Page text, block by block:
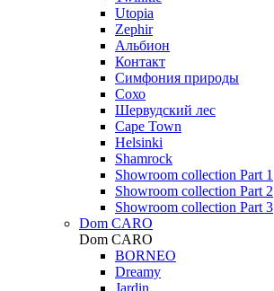
Utopia
Zephir
Альбион
Контакт
Симфония природы
Сохо
Шервудский лес
Cape Town
Helsinki
Shamrock
Showroom collection Part 1
Showroom collection Part 2
Showroom collection Part 3
Dom CARO
Dom CARO
BORNEO
Dreamy
Jardin